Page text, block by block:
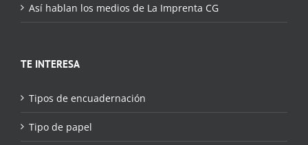
Así hablan los medios de La Imprenta CG
TE INTERESA
Tipos de encuadernación
Tipo de papel